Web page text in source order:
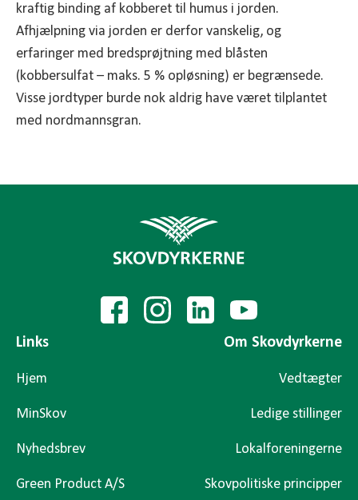
kraftig binding af kobberet til humus i jorden.
Afhjælpning via jorden er derfor vanskelig, og
erfaringer med bredsprøjtning med blåsten
(kobbersulfat – maks. 5 % opløsning) er begrænsede.
Visse jordtyper burde nok aldrig have været tilplantet
med nordmannsgran.
Links
Hjem
MinSkov
Nyhedsbrev
Green Product A/S
Om Skovdyrkerne
Vedtægter
Ledige stillinger
Lokalforeningerne
Skovpolitiske principper